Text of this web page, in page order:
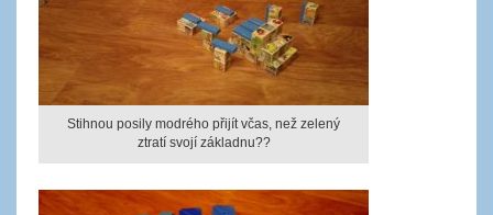
Stihnou posily modrého přijít včas, než zelený
ztratí svojí základnu??